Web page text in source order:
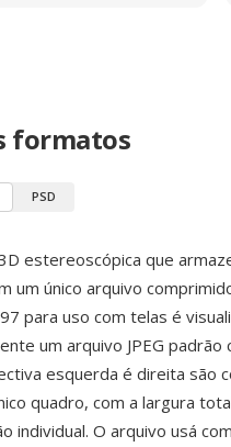
formatos
PSD
estereoscópica que
um único arquivo
para uso com telas é
um arquivo JPEG
esquerda é direita são
quadro, com a largura
individual. O arquivo usá